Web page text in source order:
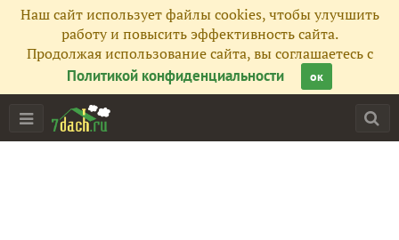
Наш сайт использует файлы cookies, чтобы улучшить
работу и повысить эффективность сайта.
Продолжая использование сайта, вы соглашаетесь с
Политикой конфиденциальности
ок